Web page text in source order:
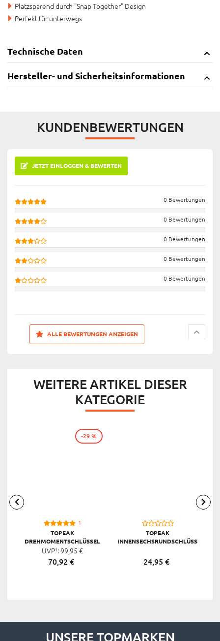
Platzsparend durch "Snap Together" Design
Perfekt für unterwegs
Technische Daten
Hersteller- und Sicherheitsinformationen
KUNDENBEWERTUNGEN
JETZT EINLOGGEN & BEWERTEN
0 Bewertungen
0 Bewertungen
0 Bewertungen
0 Bewertungen
0 Bewertungen
ALLE BEWERTUNGEN ANZEIGEN
WEITERE ARTIKEL DIESER
KATEGORIE
1
TOPEAK
DREHMOMENTSCHLÜSSEL
TORQ STICK, SCHWARZ
UVP¹: 99,95 €
70,92 €
-29 %
TOPEAK
INNENSECHSRUNDSCHLÜSSEL
24,95 €
UNSERE TOPMARKEN